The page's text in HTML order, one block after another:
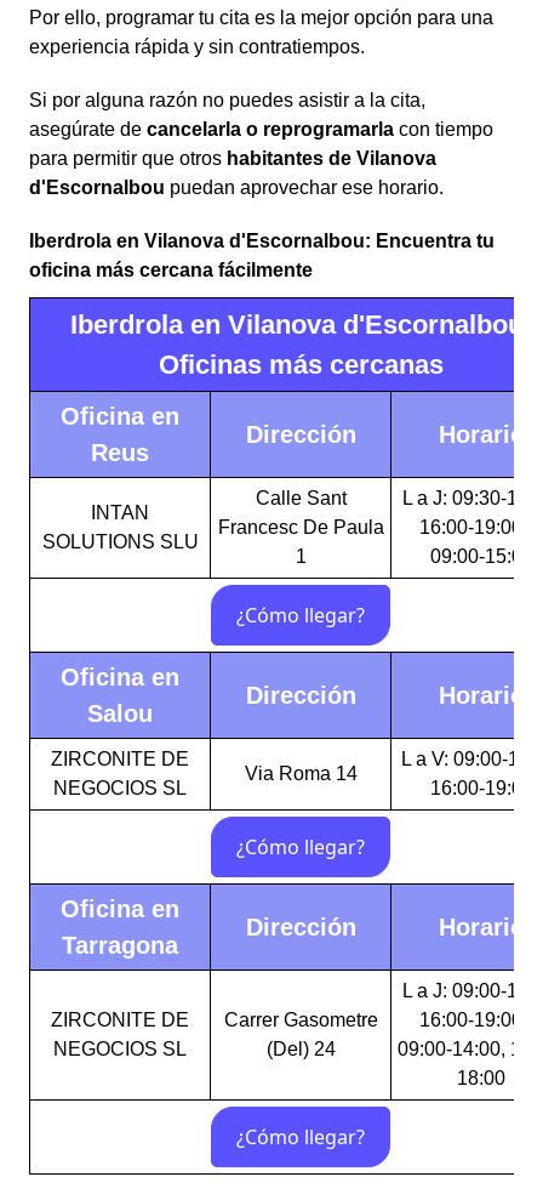
Por ello, programar tu cita es la mejor opción para una
experiencia rápida y sin contratiempos.
Si por alguna razón no puedes asistir a la cita,
asegúrate de cancelarla o reprogramarla con tiempo
para permitir que otros habitantes de Vilanova
d'Escornalbou puedan aprovechar ese horario.
Iberdrola en Vilanova d'Escornalbou: Encuentra tu
oficina más cercana fácilmente
Iberdrola en Vilanova d'Escornalbou:
Oficinas más cercanas
Oficina en
Reus
Dirección Horario
INTAN
SOLUTIONS SLU
Calle Sant
Francesc De Paula
1
L a J: 09:30-
16:00-19:00 V:
09:00-15:00
Oficina en
Salou
Dirección Horario
ZIRCONITE DE
NEGOCIOS SL
Via Roma 14
L a V: 09:00-
16:00-19:00
Oficina en
Tarragona
Dirección Horario
ZIRCONITE DE
NEGOCIOS SL
Carrer Gasometre
(Del) 24
L a J: 09:00-
16:00-19:00 V:
09:00-14:00,
18:00